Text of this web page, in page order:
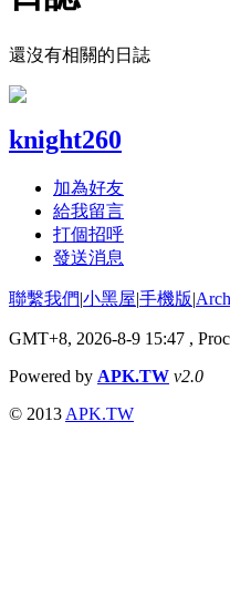
還沒有相關的日誌
knight260
加為好友
給我留言
打個招呼
發送消息
聯繫我們|小黑屋|手機版|
GMT+8, 2026-8-9 15:47 ,
Powered by APK.TW v2.0
© 2013 APK.TW